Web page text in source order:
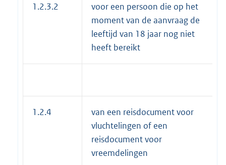
1.2.3.2
voor een persoon die op het
moment van de aanvraag de
leeftijd van 18 jaar nog niet
heeft bereikt
1.2.4
van een reisdocument voor
vluchtelingen of een
reisdocument voor
vreemdelingen